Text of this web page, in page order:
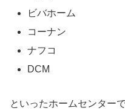
ビバホーム
コーナン
ナフコ
DCM
といったホームセンター